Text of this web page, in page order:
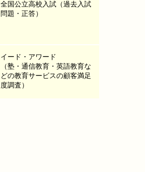
全国公立高校入試（過去入試
問題・正答）
イード・アワード
（塾・通信教育・英語教育な
どの教育サービスの顧客満足
度調査）